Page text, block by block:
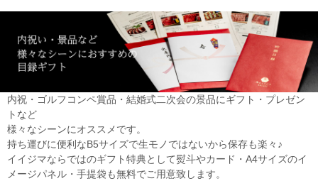
内祝・ゴルフコンペ賞品・結婚式二次会の景品にギフト・プレゼン
トなど
様々なシーンにオススメです。
持ち運びに便利なB5サイズで生モノではないから保存も楽々♪
イイジマならではのギフト特典として熨斗やカード・A4サイズのイ
メージパネル・手提袋も無料でご用意致します。